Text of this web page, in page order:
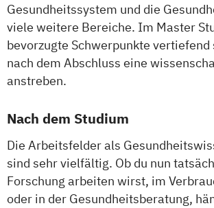
Gesundheitssystem und die
viele weitere Bereiche. Im Master
bevorzugte Schwerpunkte vertiefend
nach dem Abschluss eine
anstreben.
Nach dem Studium
Die Arbeitsfelder als
sind sehr vielfältig. Ob du nun
Forschung arbeiten wirst, im
oder in der Gesundheitsberatung,